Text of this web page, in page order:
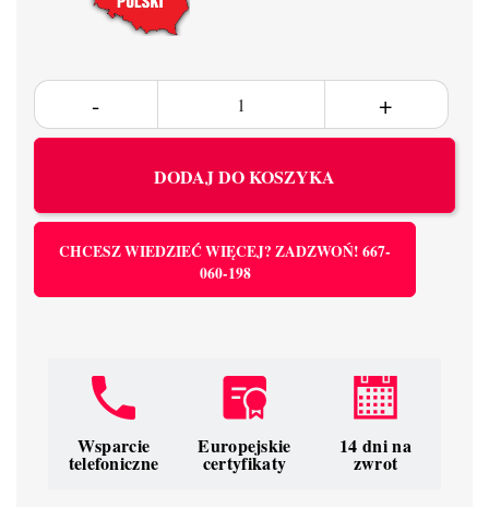
DODAJ DO KOSZYKA
CHCESZ WIEDZIEĆ WIĘCEJ? ZADZWOŃ! 667-
060-198
Wsparcie
telefoniczne
Europejskie
certyfikaty
14 dni na
zwrot